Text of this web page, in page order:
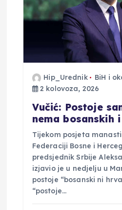
Hip_Urednik
BiH i
2 kolovoza, 2026
Vučić: Postoje
nema bosanskih
Tijekom posjeta
Federaciji Bosne i
predsjednik Srbije
izjavio je u nedjelju u
postoje “bosanski ni
“postoje…